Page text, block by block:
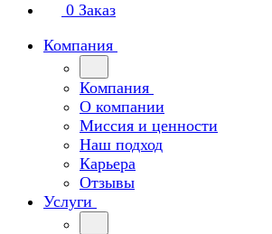
0 Заказ
Компания
Компания
О компании
Миссия и ценности
Наш подход
Карьера
Отзывы
Услуги